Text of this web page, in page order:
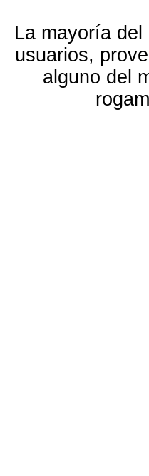
La mayoría
usuarios,
alguno del